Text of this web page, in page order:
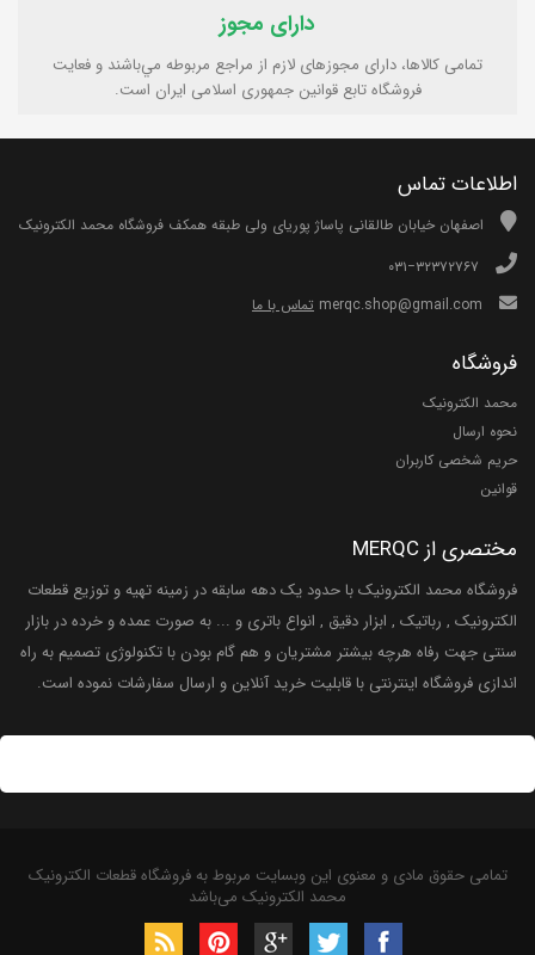
دارای مجوز
تمامی كالاها، دارای مجوزهای لازم از مراجع مربوطه مي‌باشند و فعایت
فروشگاه تابع قوانين جمهوری اسلامی ايران است.
اطلاعات تماس
اصفهان خیابان طالقانی پاساژ پوریای ولی طبقه همکف فروشگاه محمد الکترونیک
تماس با ما
فروشگاه
محمد الکترونیک
نحوه ارسال
حریم شخصی کاربران
قوانین
مختصری از MERQC
فروشگاه محمد الکترونیک با حدود یک دهه سابقه در زمینه تهیه و توزیع قطعات
الکترونیک , رباتیک , ابزار دقیق , انواع باتری و ... به صورت عمده و خرده در بازار
سنتی جهت رفاه هرچه بیشتر مشتریان و هم گام بودن با تکنولوژی تصمیم به راه
اندازی فروشگاه اینترنتی با قابلیت خرید آنلاین و ارسال سفارشات نموده است.
تمامی حقوق مادی و معنوی این وبسایت مربوط به فروشگاه قطعات الکترونیک
محمد الکترونیک می‌باشد